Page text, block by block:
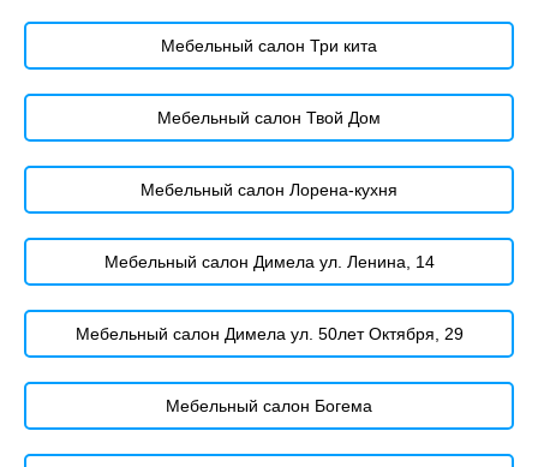
Мебельный салон Три кита
Мебельный салон Твой Дом
Мебельный салон Лорена-кухня
Мебельный салон Димела ул. Ленина, 14
Мебельный салон Димела ул. 50лет Октября, 29
Мебельный салон Богема